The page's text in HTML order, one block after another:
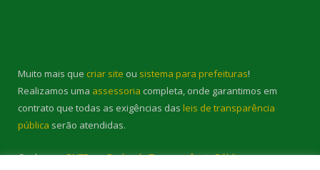
Muito mais que criar site ou sistema para prefeituras!
Realizamos uma assessoria completa, onde garantimos em
contrato que todas as exigências das leis de transparência
pública serão atendidas.
Conheça oPNTPe oRadar da Transparência Pública